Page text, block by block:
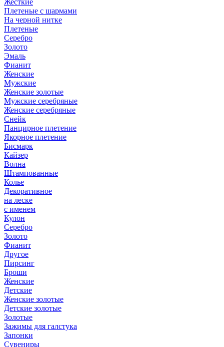
Жесткие
Плетеные с шармами
На черной нитке
Плетеные
Серебро
Золото
Эмаль
Фианит
Женские
Мужские
Женские золотые
Мужские серебряные
Женские серебряные
Снейк
Панцирное плетение
Якорное плетение
Бисмарк
Кайзер
Волна
Штампованные
Колье
Декоративное
на леске
с именем
Кулон
Серебро
Золото
Фианит
Другое
Пирсинг
Броши
Женские
Детские
Женские золотые
Детские золотые
Золотые
Зажимы для галстука
Запонки
Сувениры